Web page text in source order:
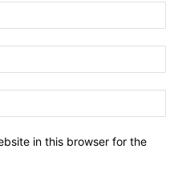
in this browser for the